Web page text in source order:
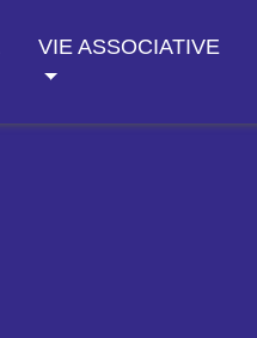
VIE ASSOCIATIVE